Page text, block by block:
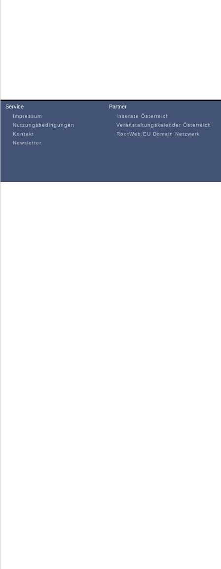
Service
Impressum
Nutzungsbedingungen
Kontakt
Newsletter
Partner
Inserate Österreich
Veranstaltungskalender Österreich
RootWeb.EU Domain Netzwerk